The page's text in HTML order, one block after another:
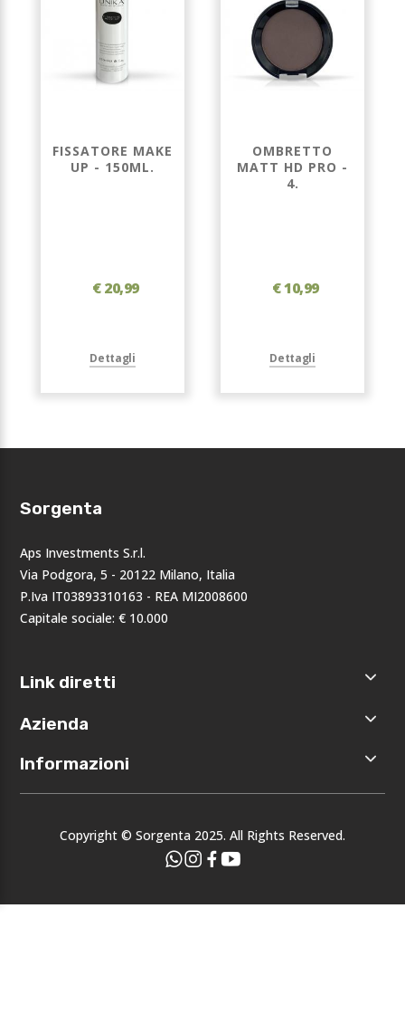
FISSATORE MAKE
UP - 150ML.
€ 20,99
Dettagli
OMBRETTO
MATT HD PRO -
4.
€ 10,99
Dettagli
Sorgenta
Aps Investments S.r.l.
Via Podgora, 5 - 20122 Milano, Italia
P.Iva IT03893310163 - REA MI2008600
Capitale sociale: € 10.000
Link diretti
Home
Accedi
Registrati
Azienda
Chi siamo
I nostri
Eventi
Informazioni
Privacy
CondizioniCopyright © Sorgenta 2025. All Rights Reserved.